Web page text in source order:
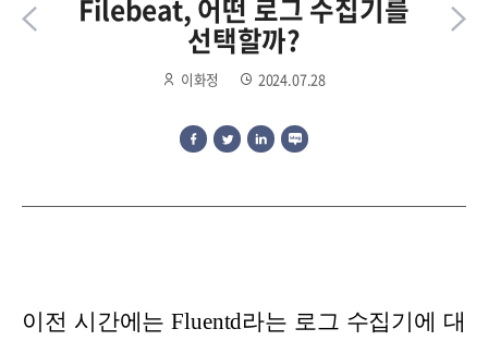
Filebeat, 어떤 로그 수집기를
선택할까?
이화정 2024.07.28
이전 시간에는 Fluentd라는 로그 수집기에 대